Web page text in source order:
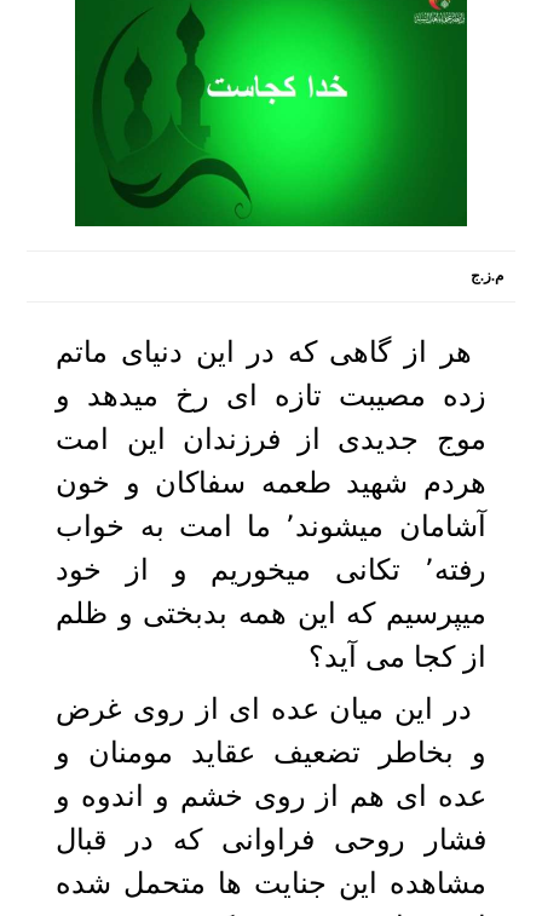
م.ز.ج
هر از گاهی که در این دنیای ماتم
زده مصیبت تازه ای رخ میدهد و
موج جدیدی از فرزندان این امت
هردم شهید طعمه سفاکان و خون
آشامان میشوند٬ ما امت به خواب
رفته٬ تکانی میخوریم و از خود
میپرسیم که این همه بدبختی و ظلم
از کجا می آید؟
در این میان عده ای از روی غرض
و بخاطر تضعیف عقاید مومنان و
عده ای هم از روی خشم و اندوه و
فشار روحی فراوانی که در قبال
مشاهده این جنایت ها متحمل شده